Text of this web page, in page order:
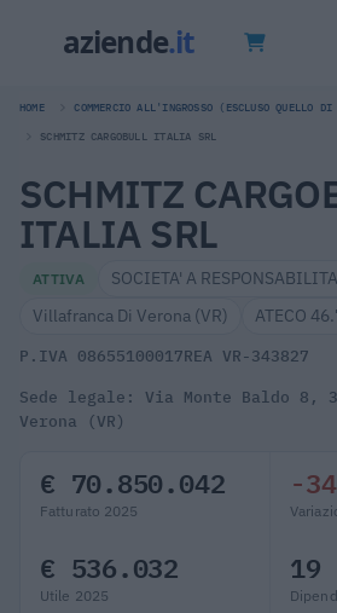
HOME COMMERCIO ALL'INGROSSO (ESCLUSO QUELLO
SCHMITZ CARGOBULL ITALIA SRL
SCHMITZ
ITALIA SRL
ATTIVA
SOCIETA' A
Villafranca Di Verona (VR)
ATECO
P.IVA 08655100017REA VR-343827
Sede legale: Via Monte Baldo 8,
Verona (VR)
€ 70.850.042
Fatturato 2025
-
€ 536.032
Utile 2025
19